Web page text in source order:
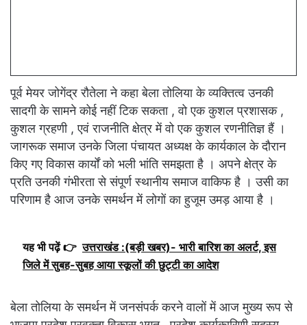
पूर्व मेयर जोगेंद्र रौतेला ने कहा बेला तोलिया के व्यक्तित्व उनकी
सादगी के सामने कोई नहीं टिक सकता , वो एक कुशल प्रशासक ,
कुशल ग्रहणी , एवं राजनीति क्षेत्र में वो एक कुशल रणनीतिज्ञ हैं ।
जागरूक समाज उनके जिला पंचायत अध्यक्ष के कार्यकाल के दौरान
किए गए विकास कार्यों को भली भांति समझता है । अपने क्षेत्र के
प्रति उनकी गंभीरता से संपूर्ण स्थानीय समाज वाकिफ है । उसी का
परिणाम है आज उनके समर्थन में लोगों का हुजूम उमड़ आया है ।
यह भी पढ़ें 👉 उत्तराखंड :(बड़ी खबर)- भारी बारिश का अलर्ट, इस
जिले में सुबह-सुबह आया स्कूलों की छुट्टी का आदेश
बेला तोलिया के समर्थन में जनसंपर्क करने वालों में आज मुख्य रूप से